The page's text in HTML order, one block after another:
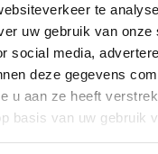
te
uw gebruik van onze
social media,
deze gegevens
u aan ze heeft
basis van uw gebruik
welk domein